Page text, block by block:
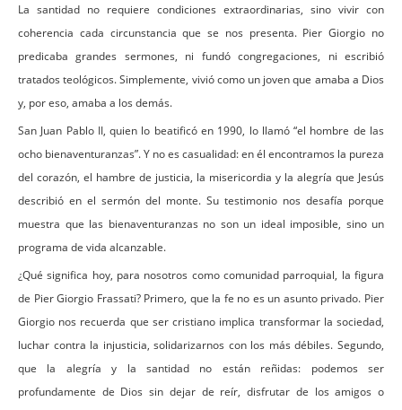
La santidad no requiere condiciones extraordinarias, sino vivir con
coherencia cada circunstancia que se nos presenta. Pier Giorgio no
predicaba grandes sermones, ni fundó congregaciones, ni escribió
tratados teológicos. Simplemente, vivió como un joven que amaba a Dios
y, por eso, amaba a los demás.
San Juan Pablo II, quien lo beatificó en 1990, lo llamó “el hombre de las
ocho bienaventuranzas”. Y no es casualidad: en él encontramos la pureza
del corazón, el hambre de justicia, la misericordia y la alegría que Jesús
describió en el sermón del monte. Su testimonio nos desafía porque
muestra que las bienaventuranzas no son un ideal imposible, sino un
programa de vida alcanzable.
¿Qué significa hoy, para nosotros como comunidad parroquial, la figura
de Pier Giorgio Frassati? Primero, que la fe no es un asunto privado. Pier
Giorgio nos recuerda que ser cristiano implica transformar la sociedad,
luchar contra la injusticia, solidarizarnos con los más débiles. Segundo,
que la alegría y la santidad no están reñidas: podemos ser
profundamente de Dios sin dejar de reír, disfrutar de los amigos o